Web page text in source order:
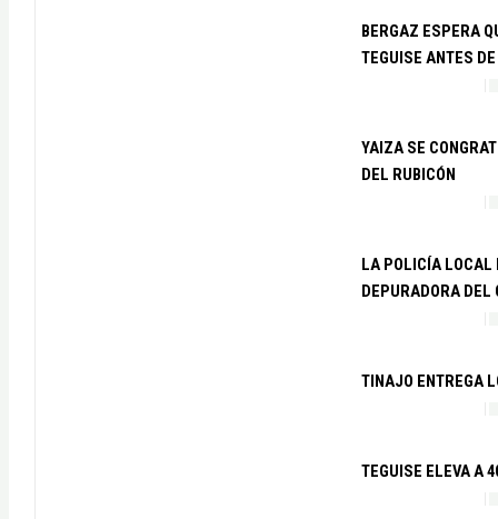
BERGAZ ESPERA
TEGUISE ANTES
YAIZA SE
DEL RUBICÓN
LA POLICÍA LOCAL
DEPURADORA DEL
TINAJO ENTREGA
TEGUISE ELEVA A